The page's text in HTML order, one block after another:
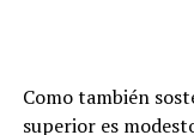
Como también
superior es